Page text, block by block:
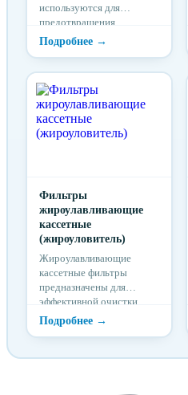
используются для
предотвращения
попадания загрязнений из
приточного воздуха в
загрязнения.
Фильтры
жироулавливающие
кассетные
(жироуловитель)
Жироулавливающие
кассетные фильтры
предназначены для
эффективной очистки
воздуха от жира в
системах кухонных
устанавливаются